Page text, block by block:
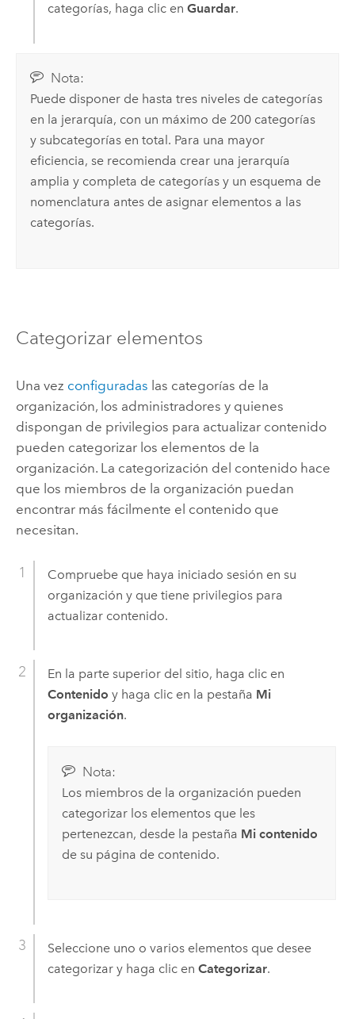
categorías, haga clic en Guardar.
Nota:
Puede disponer de hasta tres niveles de categorías
en la jerarquía, con un máximo de 200 categorías
y subcategorías en total. Para una mayor
eficiencia, se recomienda crear una jerarquía
amplia y completa de categorías y un esquema de
nomenclatura antes de asignar elementos a las
categorías.
Categorizar elementos
Una vez configuradas las categorías de la
organización, los administradores y quienes
dispongan de privilegios para actualizar contenido
pueden categorizar los elementos de la
organización. La categorización del contenido hace
que los miembros de la organización puedan
encontrar más fácilmente el contenido que
necesitan.
Compruebe que haya iniciado sesión en su
organización y que tiene privilegios para
actualizar contenido.
En la parte superior del sitio, haga clic en
Contenido y haga clic en la pestaña Mi
organización.
Nota:
Los miembros de la organización pueden
categorizar los elementos que les
pertenezcan, desde la pestaña Mi contenido
de su página de contenido.
Seleccione uno o varios elementos que desee
categorizar y haga clic en Categorizar.